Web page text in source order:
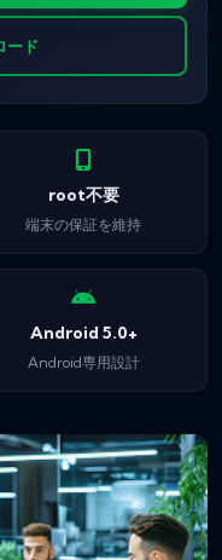
ード
root不要
端末の保証を維持
Android 5.0+
Android専用設計